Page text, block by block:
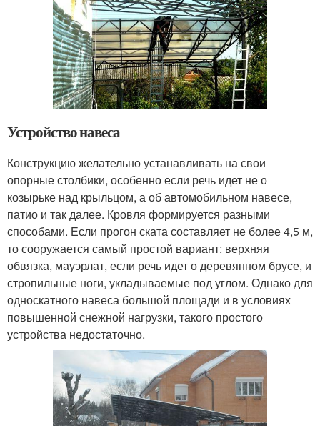
Устройство навеса
Конструкцию желательно устанавливать на свои
опорные столбики, особенно если речь идет не о
козырьке над крыльцом, а об автомобильном навесе,
патио и так далее. Кровля формируется разными
способами. Если прогон ската составляет не более 4,5 м,
то сооружается самый простой вариант: верхняя
обвязка, мауэрлат, если речь идет о деревянном брусе, и
стропильные ноги, укладываемые под углом. Однако для
односкатного навеса большой площади и в условиях
повышенной снежной нагрузки, такого простого
устройства недостаточно.